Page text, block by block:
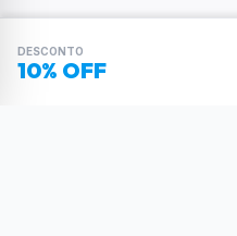
DESCONTO
10% OFF